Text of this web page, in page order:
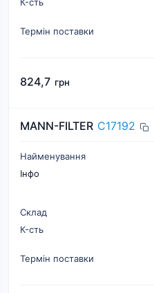
Термін поставки
824,7 грн
MANN-FILTER C17192
Найменування
Інфо
Склад
К-cть
Термін поставки